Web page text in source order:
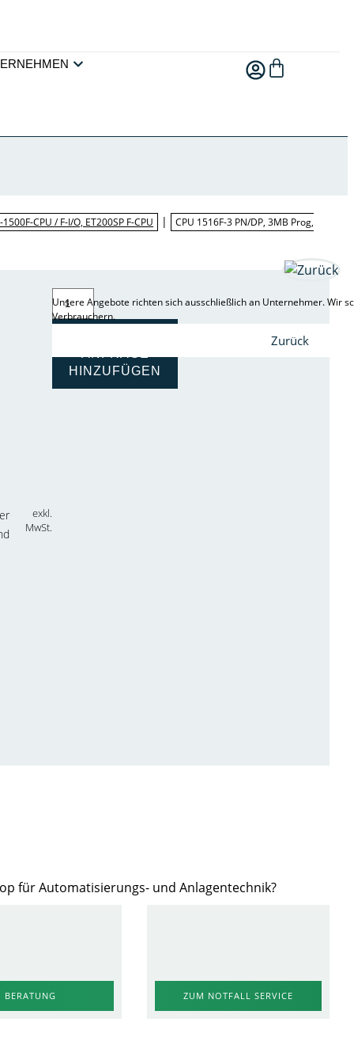
CPU / F-I/O, ET200SP F-CPU |
CPU 1516F-3 PN/DP, 3MB Prog,
exkl.
MwSt.
HINZUFÜGEN
Unsere Angebote richten sich ausschließlich an Unternehmer. Wir
Verbrauchern.
Zurück
für Automatisierungs- und Anlagentechnik?
BERATUNG ZUM NOTFALL SERVICE